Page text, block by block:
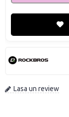
Lasa un review